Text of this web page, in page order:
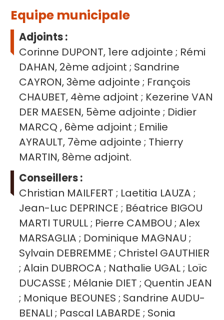
Equipe municipale
Adjoints :
Corinne DUPONT, 1ere adjointe ; Rémi
DAHAN, 2ème adjoint ; Sandrine
CAYRON, 3ème adjointe ; François
CHAUBET, 4ème adjoint ; Kezerine VAN
DER MAESEN, 5ème adjointe ; Didier
MARCQ , 6ème adjoint ; Emilie
AYRAULT, 7ème adjointe ; Thierry
MARTIN, 8ème adjoint.
Conseillers :
Christian MAILFERT ; Laetitia LAUZA ;
Jean-Luc DEPRINCE ; Béatrice BIGOU
MARTI TURULL ; Pierre CAMBOU ; Alex
MARSAGLIA ; Dominique MAGNAU ;
Sylvain DEBREMME ; Christel GAUTHIER
; Alain DUBROCA ; Nathalie UGAL ; Loïc
DUCASSE ; Mélanie DIET ; Quentin JEAN
; Monique BEOUNES ; Sandrine AUDU-
BENALI ; Pascal LABARDE ; Sonia